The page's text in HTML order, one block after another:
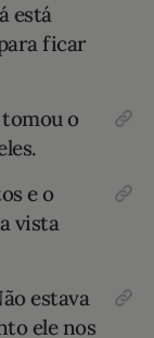
está
ficar
tomou o
e o
vista
estava
ele nos